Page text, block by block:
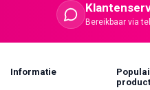
Bereikbaar via
Informatie